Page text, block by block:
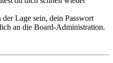
Lage sein, dein Passwort
an die Board-Administration.